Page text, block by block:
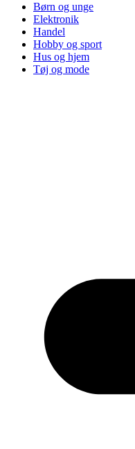
Børn og unge
Elektronik
Handel
Hobby og sport
Hus og hjem
Tøj og mode